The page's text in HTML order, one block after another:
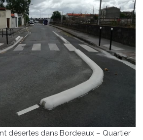
désertes dans Bordeaux – Quartier